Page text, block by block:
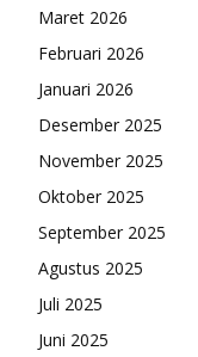
Maret 2026
Februari 2026
Januari 2026
Desember 2025
November 2025
Oktober 2025
September 2025
Agustus 2025
Juli 2025
Juni 2025